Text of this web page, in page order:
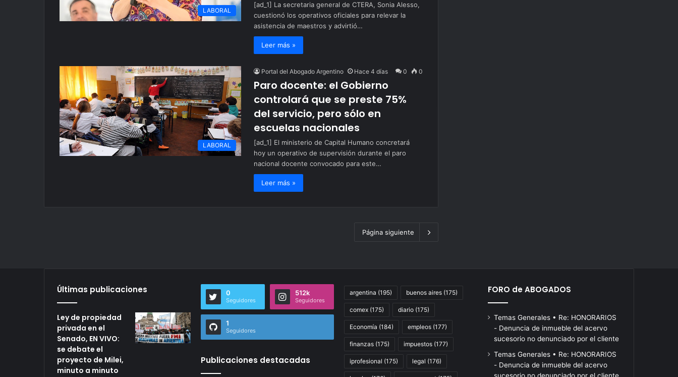
LABORAL
[ad_1] La secretaria general de CTERA, Sonia Alesso,
cuestionó los operativos oficiales para relevar la
asistencia de maestros y advirtió…
Leer más »
LABORAL
Portal del Abogado Argentino Hace 4 días 0 0
Paro docente: el Gobierno
controlará que se preste 75%
del servicio, pero sólo en
escuelas nacionales
[ad_1] El ministerio de Capital Humano concretará
hoy un operativo de supervisión durante el paro
nacional docente convocado para este…
Leer más »
Página siguiente
Últimas publicaciones
Ley de propiedad
privada en el
Senado, EN VIVO:
se debate el
proyecto de Milei,
minuto a minuto
0
Seguidores
512k
Seguidores
1
Seguidores
Publicaciones destacadas
argentina (195) buenos aires (175)
comex (175) diario (175)
Economía (184) empleos (177)
finanzas (175) impuestos (177)
iprofesional (175) legal (176)
FORO de ABOGADOS
Temas Generales • Re: HONORARIOS
- Denuncia de inmueble del acervo
sucesorio no denunciado por el cliente
Temas Generales • Re: HONORARIOS
- Denuncia de inmueble del acervo